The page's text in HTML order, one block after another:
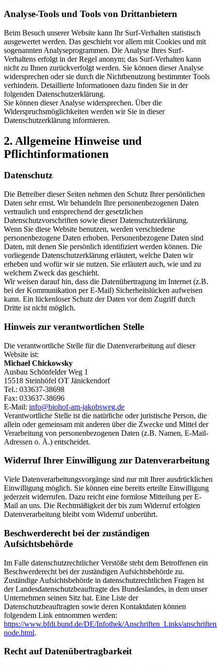
Analyse-Tools und Tools von Drittanbietern
Beim Besuch unserer Website kann Ihr Surf-Verhalten statistisch
ausgewertet werden. Das geschieht vor allem mit Cookies und mit
sogenannten Analyseprogrammen. Die Analyse Ihres Surf-
Verhaltens erfolgt in der Regel anonym; das Surf-Verhalten kann
nicht zu Ihnen zurückverfolgt werden. Sie können dieser Analyse
widersprechen oder sie durch die Nichtbenutzung bestimmter Tools
verhindern. Detaillierte Informationen dazu finden Sie in der
folgenden Datenschutzerklärung.
Sie können dieser Analyse widersprechen. Über die
Widerspruchsmöglichkeiten werden wir Sie in dieser
Datenschutzerklärung informieren.
2. Allgemeine Hinweise und
Pflichtinformationen
Datenschutz
Die Betreiber dieser Seiten nehmen den Schutz Ihrer persönlichen
Daten sehr ernst. Wir behandeln Ihre personenbezogenen Daten
vertraulich und entsprechend der gesetzlichen
Datenschutzvorschriften sowie dieser Datenschutzerklärung.
Wenn Sie diese Website benutzen, werden verschiedene
personenbezogene Daten erhoben. Personenbezogene Daten sind
Daten, mit denen Sie persönlich identifiziert werden können. Die
vorliegende Datenschutzerklärung erläutert, welche Daten wir
erheben und wofür wir sie nutzen. Sie erläutert auch, wie und zu
welchem Zweck das geschieht.
Wir weisen darauf hin, dass die Datenübertragung im Internet (z.B.
bei der Kommunikation per E-Mail) Sicherheitslücken aufweisen
kann. Ein lückenloser Schutz der Daten vor dem Zugriff durch
Dritte ist nicht möglich.
Hinweis zur verantwortlichen Stelle
Die verantwortliche Stelle für die Datenverarbeitung auf dieser
Website ist:
Michael Chickowsky
Ausbau Schönfelder Weg 1
15518 Steinhöfel OT Jänickendorf
Tel.: 033637-38698
Fax: 033637-38696
E-Mail: info@biohof-am-jakobsweg.de
Verantwortliche Stelle ist die natürliche oder juristische Person, die
allein oder gemeinsam mit anderen über die Zwecke und Mittel der
Verarbeitung von personenbezogenen Daten (z.B. Namen, E-Mail-
Adressen o. Ä.) entscheidet.
Widerruf Ihrer Einwilligung zur Datenverarbeitung
Viele Datenverarbeitungsvorgänge sind nur mit Ihrer ausdrücklichen
Einwilligung möglich. Sie können eine bereits erteilte Einwilligung
jederzeit widerrufen. Dazu reicht eine formlose Mitteilung per E-
Mail an uns. Die Rechtmäßigkeit der bis zum Widerruf erfolgten
Datenverarbeitung bleibt vom Widerruf unberührt.
Beschwerderecht bei der zuständigen
Aufsichtsbehörde
Im Falle datenschutzrechtlicher Verstöße steht dem Betroffenen ein
Beschwerderecht bei der zuständigen Aufsichtsbehörde zu.
Zuständige Aufsichtsbehörde in datenschutzrechtlichen Fragen ist
der Landesdatenschutzbeauftragte des Bundeslandes, in dem unser
Unternehmen seinen Sitz hat. Eine Liste der
Datenschutzbeauftragten sowie deren Kontaktdaten können
folgendem Link entnommen werden:
https://www.bfdi.bund.de/DE/Infothek/Anschriften_Links/
node.html.
Recht auf Datenübertragbarkeit